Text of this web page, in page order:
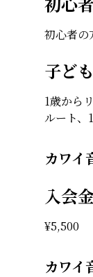
初心者の
子ど
1歳から
ルート、
カワイ
入会
¥5,500
カワイ